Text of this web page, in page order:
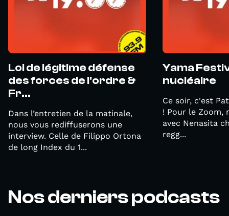
Loi de légitime défense
des forces de l'ordre &
Fr...
Dans l’entretien de la matinale,
nous vous rediffuserons une
interview. Celle de Filippo Ortona
de long Index du 1...
Yama
nucléaire
Ce soir, c'est
! Pour le Zoom,
avec Nenasita
regg...
Nos derniers podcasts